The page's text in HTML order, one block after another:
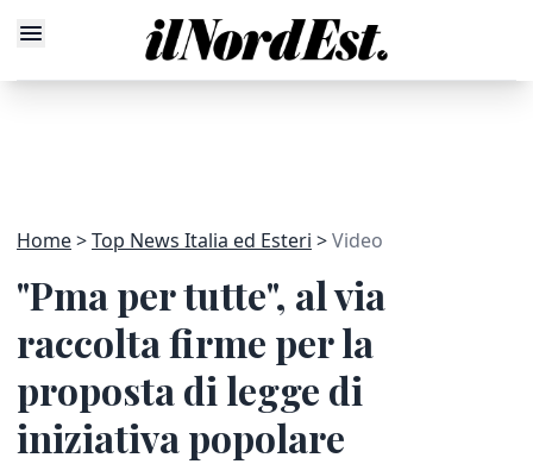
Home Top News Italia ed Esteri Video
"Pma per tutte", al via
raccolta firme per la
proposta di legge di
iniziativa popolare